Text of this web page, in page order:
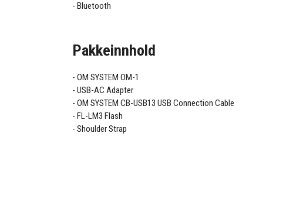
Bluetooth
Pakkeinnhold
OM SYSTEM OM-1
USB-AC Adapter
OM SYSTEM CB-USB13 USB Connection Cable
FL-LM3 Flash
Shoulder Strap